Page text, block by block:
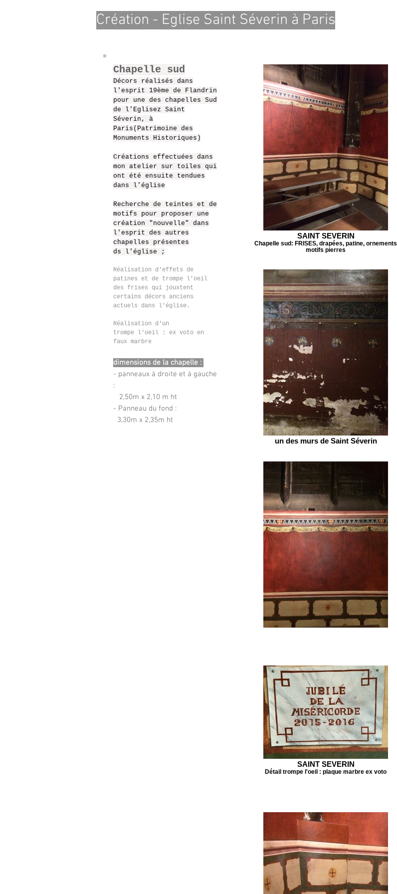
Création - Eglise Saint Séverin à Paris
Chapelle sud
Décors réalisés dans
l'esprit 19ème de Flandrin
pour une des chapelles Sud
de l'Eglisez Saint
Séverin, à
Paris(Patrimoine des
Monuments Historiques)
Créations effectuées dans
mon atelier sur toiles qui
ont été ensuite tendues
dans l'église
Recherche de teintes et de
motifs pour proposer une
création "nouvelle" dans
l'esprit des autres
chapelles présentes
ds l'église ;
Réalisation d'effets de
patines et de trompe l'oeil
des frises qui jouxtent
certains décors anciens
actuels dans l'église.
Réalisation d'un
trompe l'oeil : ex voto en
faux marbre
dimensions de la chapelle :
- panneaux à droite et à gauche
:
2,50m x 2,10 m ht
- Panneau du fond :
3,30m x 2,35m ht
SAINT SEVERIN
Chapelle sud: FRISES, drapées, patine, ornements
motifs pierres
un des murs de Saint Séverin
SAINT SEVERIN
Détail trompe l'oeil : plaque marbre ex voto